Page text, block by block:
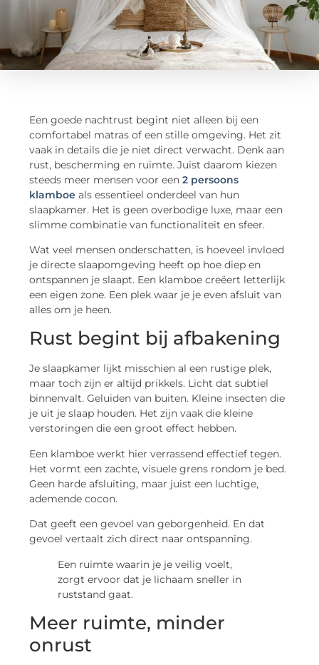
Een goede nachtrust begint niet alleen bij een
comfortabel matras of een stille omgeving. Het zit
vaak in details die je niet direct verwacht. Denk aan
rust, bescherming en ruimte. Juist daarom kiezen
steeds meer mensen voor een2 persoons
klamboe als essentieel onderdeel van hun
slaapkamer. Het is geen overbodige luxe, maar een
slimme combinatie van functionaliteit en sfeer.
Wat veel mensen onderschatten, is hoeveel invloed
je directe slaapomgeving heeft op hoe diep en
ontspannen je slaapt. Een klamboe creëert letterlijk
een eigen zone. Een plek waar je je even afsluit van
alles om je heen.
Rust begint bij afbakening
Je slaapkamer lijkt misschien al een rustige plek,
maar toch zijn er altijd prikkels. Licht dat subtiel
binnenvalt. Geluiden van buiten. Kleine insecten die
je uit je slaap houden. Het zijn vaak die kleine
verstoringen die een groot effect hebben.
Een klamboe werkt hier verrassend effectief tegen.
Het vormt een zachte, visuele grens rondom je bed.
Geen harde afsluiting, maar juist een luchtige,
ademende cocon.
Dat geeft een gevoel van geborgenheid. En dat
gevoel vertaalt zich direct naar ontspanning.
Een ruimte waarin je je veilig voelt,
zorgt ervoor dat je lichaam sneller in
ruststand gaat.
Meer ruimte, minder
onrust